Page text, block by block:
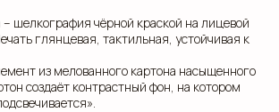
шелкография чёрной краской на лицевой
глянцевая, тактильная, устойчивая к
из мелованного картона насыщенного
создаёт контрастный фон, на котором